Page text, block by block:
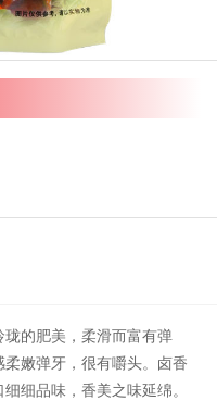
的肥美，柔滑而富有弹
嫩弹牙，很有嚼头。卤香
细品味，香美之味延绵。